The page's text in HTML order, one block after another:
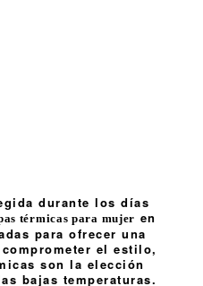
durante los días
térmicas para mujer en
para ofrecer una
el estilo,
son la elección
bajas temperaturas.